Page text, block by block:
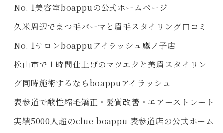
No. 1美容室boappuの公式ホームページ
久米周辺でまつ毛パーマと眉毛スタイリング口コミ
No. 1サロンboappuアイラッシュ鷹ノ子店
松山市で１時間仕上げのマツエクと美眉スタイリン
グ同時施術するならboappuアイラッシュ
表参道で酸性縮毛矯正・髪質改善・エアーストレート
実績5000人超のclue boappu 表参道店の公式ホーム